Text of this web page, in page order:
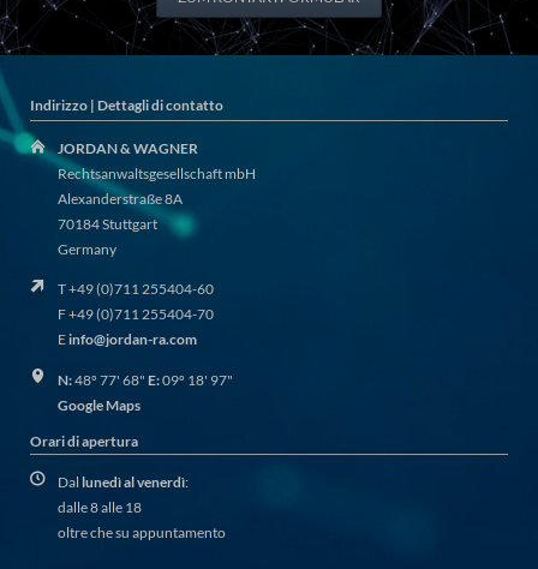
Indirizzo | Dettagli di contatto
JORDAN & WAGNER
Rechtsanwaltsgesellschaft mbH
Alexanderstraße 8A
70184 Stuttgart
Germany
T +49 (0)711 255404-60
F +49 (0)711 255404-70
Einfo@jordan-ra.com
N:48º 77' 68" E:09º 18' 97"
Google Maps
Orari di apertura
Dal lunedì al venerdì:
dalle 8 alle 18
oltre che su appuntamento